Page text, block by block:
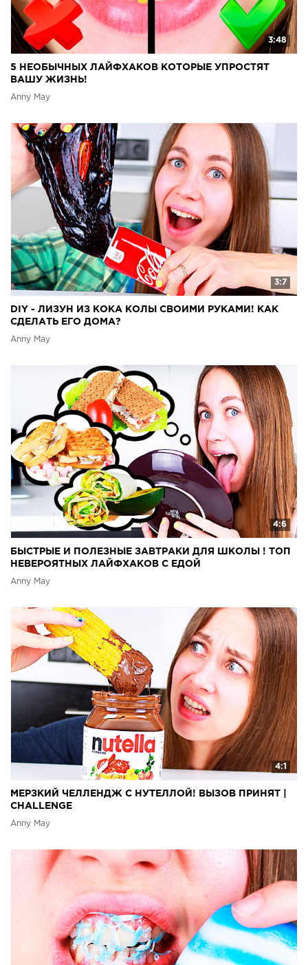
3:48
5 НЕОБЫЧНЫХ ЛАЙФХАКОВ КОТОРЫЕ УПРОСТЯТ
ВАШУ ЖИЗНЬ!
Anny May
3:7
DIY - ЛИЗУН ИЗ КОКА КОЛЫ СВОИМИ РУКАМИ! КАК
СДЕЛАТЬ ЕГО ДОМА?
Anny May
4:6
БЫСТРЫЕ И ПОЛЕЗНЫЕ ЗАВТРАКИ ДЛЯ ШКОЛЫ ! ТОП
НЕВЕРОЯТНЫХ ЛАЙФХАКОВ С ЕДОЙ
Anny May
4:1
МЕРЗКИЙ ЧЕЛЛЕНДЖ С НУТЕЛЛОЙ! ВЫЗОВ ПРИНЯТ |
CHALLENGE
Anny May